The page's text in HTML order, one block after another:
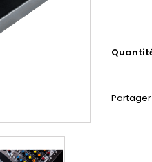
Partager